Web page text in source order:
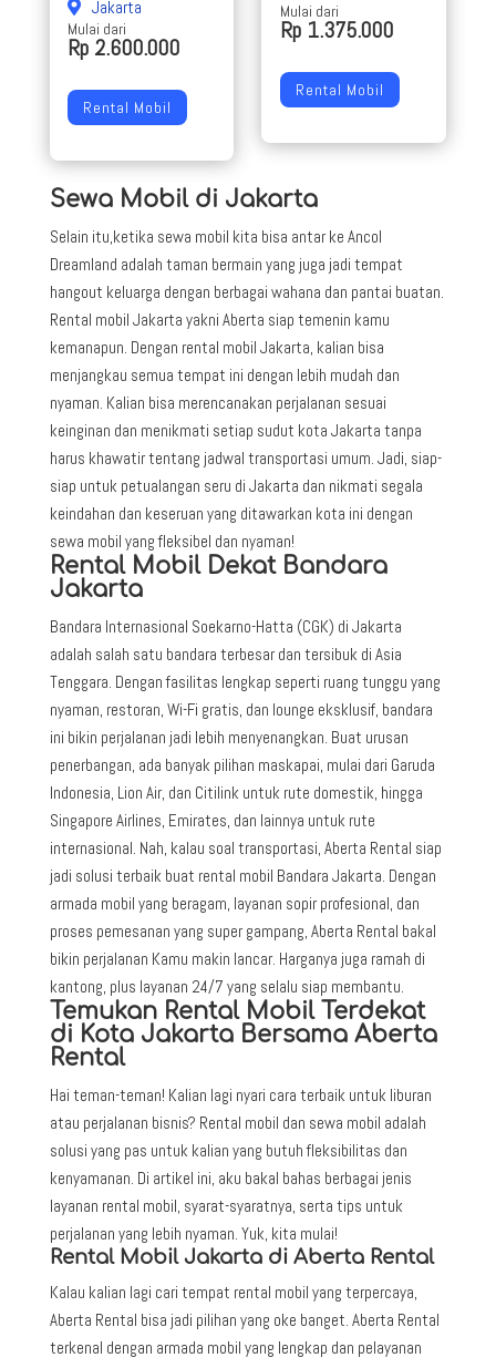
Jakarta
Mulai dari
Rp 2.600.000
Rental Mobil
Mulai dari
Rp 1.375.000
Rental Mobil
Sewa Mobil di Jakarta
Selain itu,ketika sewa mobil kita bisa antar ke Ancol
Dreamland adalah taman bermain yang juga jadi tempat
hangout keluarga dengan berbagai wahana dan pantai buatan.
Rental mobil Jakarta yakni Aberta siap temenin kamu
kemanapun. Dengan rental mobil Jakarta, kalian bisa
menjangkau semua tempat ini dengan lebih mudah dan
nyaman. Kalian bisa merencanakan perjalanan sesuai
keinginan dan menikmati setiap sudut kota Jakarta tanpa
harus khawatir tentang jadwal transportasi umum. Jadi, siap-
siap untuk petualangan seru di Jakarta dan nikmati segala
keindahan dan keseruan yang ditawarkan kota ini dengan
sewa mobil yang fleksibel dan nyaman!
Rental Mobil Dekat Bandara
Jakarta
Bandara Internasional Soekarno-Hatta (CGK) di Jakarta
adalah salah satu bandara terbesar dan tersibuk di Asia
Tenggara. Dengan fasilitas lengkap seperti ruang tunggu yang
nyaman, restoran, Wi-Fi gratis, dan lounge eksklusif, bandara
ini bikin perjalanan jadi lebih menyenangkan. Buat urusan
penerbangan, ada banyak pilihan maskapai, mulai dari Garuda
Indonesia, Lion Air, dan Citilink untuk rute domestik, hingga
Singapore Airlines, Emirates, dan lainnya untuk rute
internasional. Nah, kalau soal transportasi, Aberta Rental siap
jadi solusi terbaik buat rental mobil Bandara Jakarta. Dengan
armada mobil yang beragam, layanan sopir profesional, dan
proses pemesanan yang super gampang, Aberta Rental bakal
bikin perjalanan Kamu makin lancar. Harganya juga ramah di
kantong, plus layanan 24/7 yang selalu siap membantu.
Temukan Rental Mobil Terdekat
di Kota Jakarta Bersama Aberta
Rental
Hai teman-teman! Kalian lagi nyari cara terbaik untuk liburan
atau perjalanan bisnis? Rental mobil dan sewa mobil adalah
solusi yang pas untuk kalian yang butuh fleksibilitas dan
kenyamanan. Di artikel ini, aku bakal bahas berbagai jenis
layanan rental mobil, syarat-syaratnya, serta tips untuk
perjalanan yang lebih nyaman. Yuk, kita mulai!
Rental Mobil Jakarta di Aberta Rental
Kalau kalian lagi cari tempat rental mobil yang terpercaya,
Aberta Rental bisa jadi pilihan yang oke banget. Aberta Rental
terkenal dengan armada mobil yang lengkap dan pelayanan